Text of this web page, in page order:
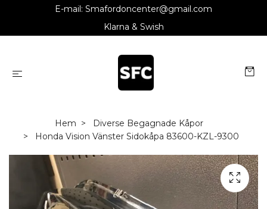
E-mail: Smafordoncenter@gmail.com
Klarna & Swish
Hem
Diverse Begagnade Kåpor
Honda Vision Vänster Sidokåpa 83600-KZL-9300